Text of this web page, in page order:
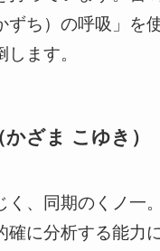
ずち）の呼吸」を
ます。
ざま こゆき）
く、同期のくノ一
確に分析する能力